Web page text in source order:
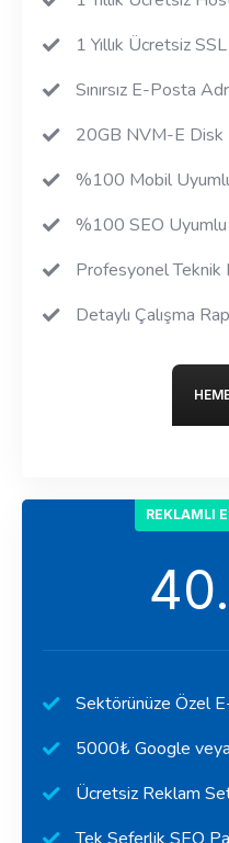
1 Yıllık Ücretsiz
Sınırsız E-Posta
20GB NVM-E Disk
%100 Mobil
%100 SEO Uyumlu
Profesyonel Teknik
Detaylı Çalışma
REKLAMLI
Sektörünüze Özel
5000₺ Google
Ücretsiz Reklam
Tek Seferlik SEO